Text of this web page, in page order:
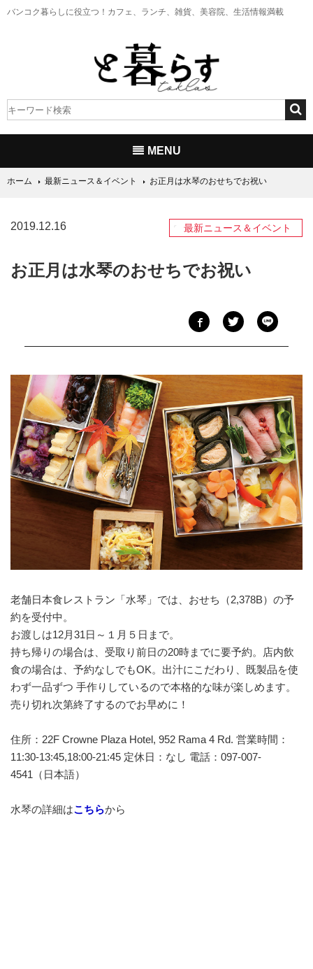
バンコク暮らしに役立つ！ カフェ、ランチ、雑貨、美容院、生活情報満載
MENU
ホーム 最新ニュース＆イベント お正月は水琴のおせちでお祝い
2019.12.16 最新ニュース＆イベント
お正月は水琴のおせちでお祝い
老舗日本食レストラン「水琴」では、おせち（2,378B）の予
約を受付中。
お渡しは12月31日～１月５日まで。
持ち帰りの場合は、受取り前日の20時までに要予約。店内飲
食の場合は、予約なしでもOK。出汁にこだわり、既製品を使
わず一品ずつ 手作りしているので本格的な味が楽しめます。
売り切れ次第終了するのでお早めに！
住所：22F Crowne Plaza Hotel, 952 Rama 4 Rd. 営業時間：
11:30-13:45,18:00-21:45 定休日：なし 電話：097-007-
4541（日本語）
水琴の詳細はこちらから